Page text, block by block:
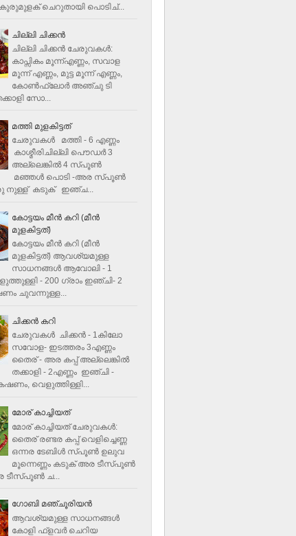
ചെറുതായി പൊടിച്...
ചില്ലി ചിക്കൻ
ചില്ലി ചിക്കൻ ചേരുവകള്‍:
കാപ്സികം മൂന്ന്എണ്ണം, സവാള
മൂന്ന് എണ്ണം, മുട്ട മൂന്ന് എണ്ണം,
കോണ്‍ഫ്ലോര്‍ അഞ്ചു ടി
സോ...
മത്തി മുളകിട്ടത്
ചേരുവകൾ മത്തി - 6 എണ്ണം
കാശ്മീരിചില്ലി പൌഡർ 3
അല്ലെങ്കിൽ 4 സ്പൂണ്‍
മഞ്ഞൾ പൊടി -അര സ്പൂണ്‍
നുള്ള് കടുക് ഇഞ്ച...
കോട്ടയം മീന്‍ കറി (മീന്‍
മുളകിട്ടത്‌)
കോട്ടയം മീന്‍ കറി (മീന്‍
മുളകിട്ടത്‌) ആവശ്യമുള്ള
സാധനങ്ങള്‍ ആവോലി - 1
- 200 ഗ്രാം ഇഞ്ചി- 2
ചുവന്നുള്ള...
ചിക്കന്‍ കറി
ചേരുവകൾ ചിക്കന്‍ - 1കിലോ
സവോള- ഇടത്തരം 3എണ്ണം
തൈര് - അര കപ്പ്‌ അല്ലെങ്കില്‍
തക്കാളി - 2എണ്ണം ഇഞ്ചി -
വെളുത്തിള്ളി...
മോര് കാച്ചിയത്
മോര് കാച്ചിയത് ചേരുവകള്‍‌:
തൈര് രണ്ടര കപ്പ് വെളിച്ചെണ്ണ
ഒന്നര ടേബിള്‍ സ്പൂണ്‍ ഉലുവ
മൂന്നെണ്ണം കടുക് അര ടീസ്പൂണ്‍
ടീസ്പൂണ്‍ ച...
ഗോബി മഞ്ചൂരിയന്‍
ആവശ്യമുള്ള സാധനങ്ങൾ
കോളി ഫ്ളവര്‍ ചെറിയ